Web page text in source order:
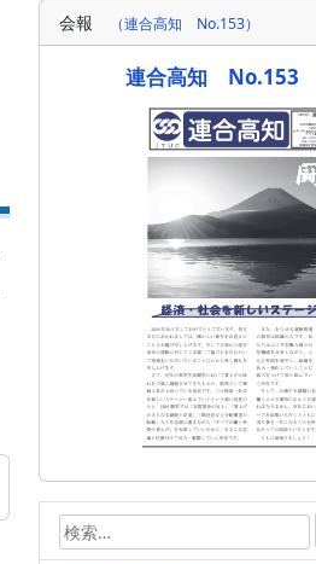
会報 （連合高知 No.153）
連合高知 No.153
検
索: